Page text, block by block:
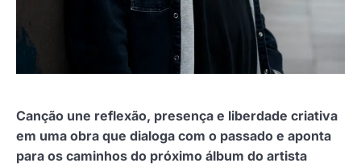
Canção une reflexão, presença e liberdade criativa
em uma obra que dialoga com o passado e aponta
para os caminhos do próximo álbum do artista